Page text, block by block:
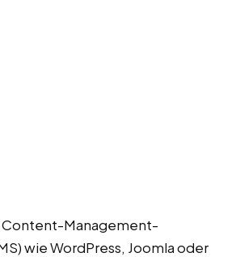
Content-Management-
wie WordPress, Joomla oder